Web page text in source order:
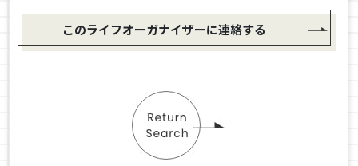
このライフオーガナイザーに連絡する